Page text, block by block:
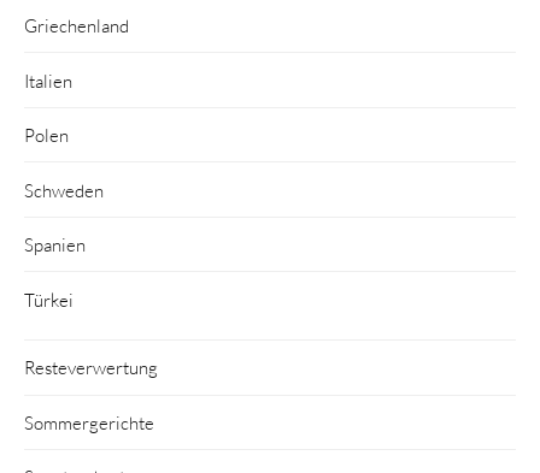
Griechenland
Italien
Polen
Schweden
Spanien
Türkei
Resteverwertung
Sommergerichte